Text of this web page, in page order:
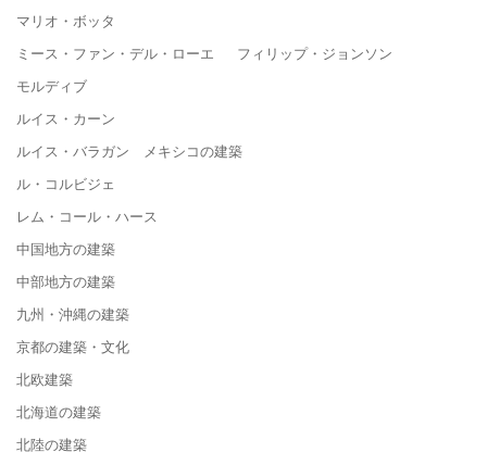
マリオ・ボッタ
ミース・ファン・デル・ローエ フィリップ・ジョンソン
モルディブ
ルイス・カーン
ルイス・バラガン メキシコの建築
ル・コルビジェ
レム・コール・ハース
中国地方の建築
中部地方の建築
九州・沖縄の建築
京都の建築・文化
北欧建築
北海道の建築
北陸の建築